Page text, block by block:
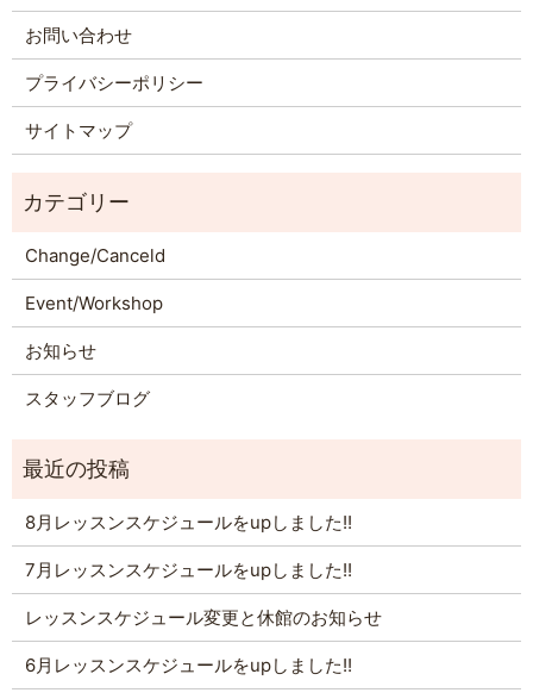
お問い合わせ
プライバシーポリシー
サイトマップ
Change/Canceld
Event/Workshop
お知らせ
スタッフブログ
8月レッスンスケジュールをupしました!!
7月レッスンスケジュールをupしました!!
レッスンスケジュール変更と休館のお知らせ
6月レッスンスケジュールをupしました!!